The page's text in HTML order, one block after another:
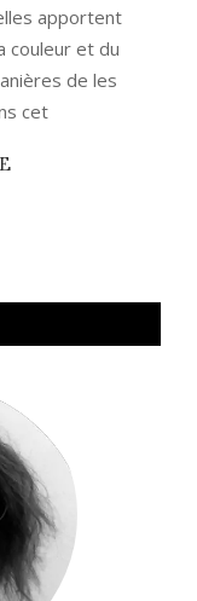
apportent
couleur et du
de les
cet